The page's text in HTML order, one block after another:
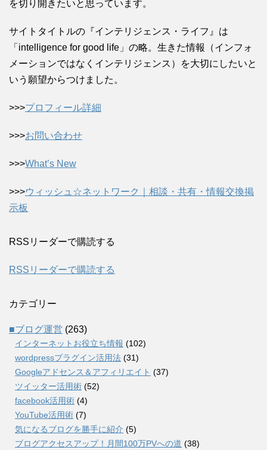
を切り開きたいと思っています。
サイトタイトルの『インテリジェンス・ライフ』は
「intelligence for good life」の略。生きた情報（インフォ
メーションではなくインテリジェンス）を大切にしたいと
いう願望からつけました。
>>>プロフィール詳細
>>>お問い合わせ
>>>What’s New
>>>ウィッシュ☆ネットワーク｜相談・共有・情報交換掲
示板
RSSリーダーで購読する
RSSリーダーで購読する
カテゴリー
■ブログ運営 (263)
インターネットお役立ち情報 (102)
wordpressプラグイン活用法 (31)
Googleアドセンス＆アフィリエイト (37)
ツイッター活用術 (52)
facebook活用術 (4)
YouTube活用術 (7)
気になるブログを勝手に紹介 (5)
ブログアクセスアップ！月間100万PVへの道 (38)